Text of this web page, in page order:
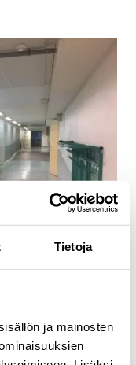
Tietoja
ja mainosten